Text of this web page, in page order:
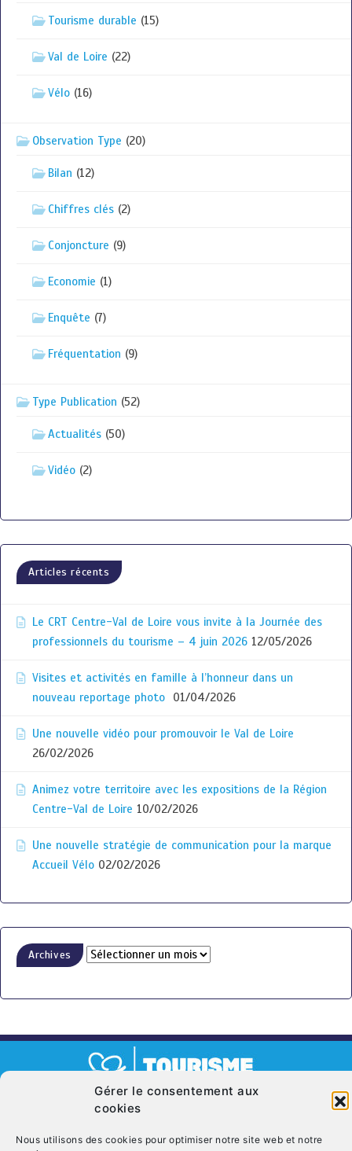
Gérer le consentement aux
cookies
Nous utilisons des cookies pour optimiser notre site web et notre
Tourisme durable (15)
Val de Loire (22)
Vélo (16)
Observation Type (20)
Bilan (12)
Chiffres clés (2)
Conjoncture (9)
Economie (1)
Enquête (7)
Fréquentation (9)
Type Publication (52)
Actualités (50)
Vidéo (2)
Articles récents
Le CRT Centre-Val de Loire vous invite à la Journée des
professionnels du tourisme – 4 juin 2026 12/05/2026
Visites et activités en famille à l’honneur dans un
nouveau reportage photo
01/04/2026
Une nouvelle vidéo pour promouvoir le Val de Loire
26/02/2026
Animez votre territoire avec les expositions de la Région
Centre-Val de Loire 10/02/2026
Une nouvelle stratégie de communication pour la marque
Accueil Vélo 02/02/2026
Archives
© Copyright 2026. CRT Centre-Val De Loire